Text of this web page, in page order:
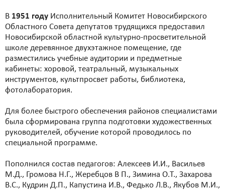
В 1951 году Исполнительный Комитет Новосибирского
Областного Совета депутатов трудящихся предоставил
Новосибирской областной культурно-просветительной
школе деревянное двухэтажное помещение, где
разместились учебные аудитории и предметные
кабинеты: хоровой, театральный, музыкальных
инструментов, культпросвет работы, библиотека,
фотолаборатория.
Для более быстрого обеспечения районов специалистами
была сформирована группа подготовки художественных
руководителей, обучение которой проводилось по
специальной программе.
Пополнился состав педагогов: Алексеев И.И., Васильев
М.Д., Громова Н.Г., Жеребцов В П., Зимина О.Т., Захарова
В.С., Кудрин Д.П., Капустина И.В., Федько Л.В., Якубов М.И.,